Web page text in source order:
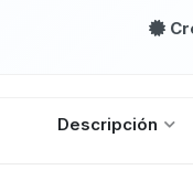
Descripción